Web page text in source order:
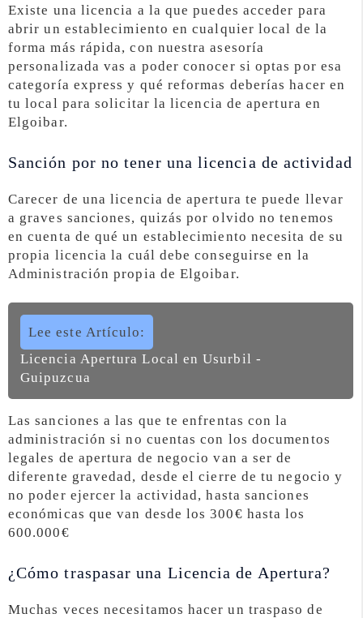
Existe una licencia a la que puedes acceder para
abrir un establecimiento en cualquier local de la
forma más rápida, con nuestra asesoría
personalizada vas a poder conocer si optas por esa
categoría express y qué reformas deberías hacer en
tu local para solicitar la licencia de apertura en
Elgoibar.
Sanción por no tener una licencia de actividad
Carecer de una licencia de apertura te puede llevar
a graves sanciones, quizás por olvido no tenemos
en cuenta de qué un establecimiento necesita de su
propia licencia la cuál debe conseguirse en la
Administración propia de Elgoibar.
Lee este Artículo:
Licencia Apertura Local en Usurbil -
Guipuzcua
Las sanciones a las que te enfrentas con la
administración si no cuentas con los documentos
legales de apertura de negocio van a ser de
diferente gravedad, desde el cierre de tu negocio y
no poder ejercer la actividad, hasta sanciones
económicas que van desde los 300€ hasta los
600.000€
¿Cómo traspasar una Licencia de Apertura?
Muchas veces necesitamos hacer un traspaso de